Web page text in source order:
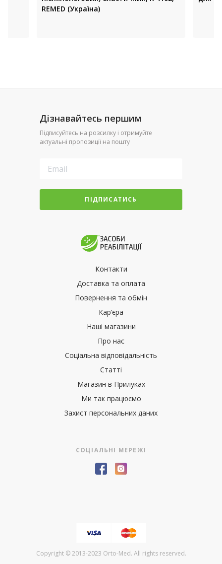
REMED (Україна)
Дізнавайтесь першим
Підписуйтесь на розсилку і отримуйте
актуальні пропозиції на пошту
ПІДПИСАТИСЬ
Контакти
Доставка та оплата
Повернення та обмін
Кар’єра
Наші магазини
Про нас
Соціальна відповідальність
Статті
Магазин в Прилуках
Ми так працюємо
Захист персональних даних
СОЦІАЛЬНІ МЕРЕЖІ
Copyright © 2013-2023 Orto-Med. All rights reserved.